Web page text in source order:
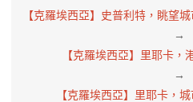
【克羅埃西亞】史普利特，眺望
→
【克羅埃西亞】里耶卡，
→
【克羅埃西亞】里耶卡，